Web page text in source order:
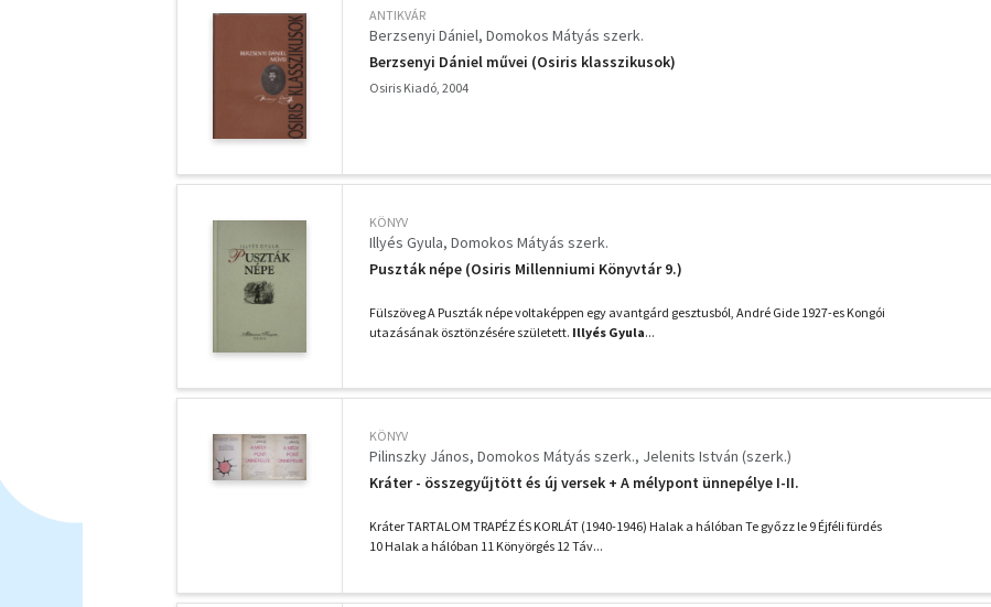
ANTIKVÁR
Berzsenyi Dániel Domokos Mátyás szerk.
Berzsenyi Dániel művei (Osiris klasszikusok)
Osiris Kiadó, 2004
KÖNYV
Illyés Gyula Domokos Mátyás szerk.
Puszták népe (Osiris Millenniumi Könyvtár 9.)
Fülszöveg A Puszták népe voltaképpen egy avantgárd gesztusból, André Gide 1927-es Kongói
utazásának ösztönzésére született. Illyés Gyula...
KÖNYV
Pilinszky János Domokos Mátyás szerk. Jelenits István (szerk.)
Kráter - összegyűjtött és új versek + A mélypont ünnepélye I-II.
Kráter TARTALOM TRAPÉZ ÉS KORLÁT (1940-1946) Halak a hálóban Te győzz le 9 Éjféli fürdés
10 Halak a hálóban 11 Könyörgés 12 Táv...